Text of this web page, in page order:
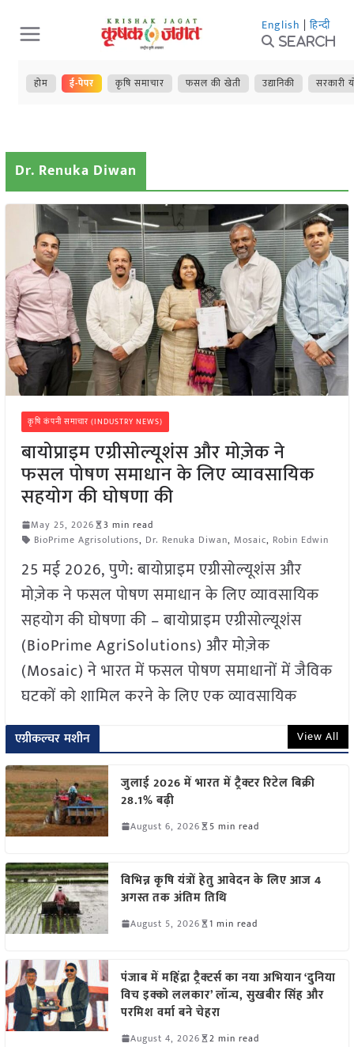
Skip
to
content
English | हिन्दी
Search
होम ई-पेपर कृषि समाचार फसल की खेती उद्यानिकी सरकारी
Dr. Renuka Diwan
कृषि कंपनी समाचार (INDUSTRY NEWS)
बायोप्राइम एग्रीसोल्यूशंस और मोज़ेक ने
फसल पोषण समाधान के लिए व्यावसायिक
सहयोग की घोषणा की
May 25, 2026
3 min read
BioPrime Agrisolutions, Dr. Renuka Diwan, Mosaic, Robin Edwin
25 मई 2026, पुणे: बायोप्राइम एग्रीसोल्यूशंस और
मोज़ेक ने फसल पोषण समाधान के लिए व्यावसायिक
सहयोग की घोषणा की – बायोप्राइम एग्रीसोल्यूशंस
(BioPrime AgriSolutions) और मोज़ेक
(Mosaic) ने भारत में फसल पोषण समाधानों में जैविक
घटकों को शामिल करने के लिए एक व्यावसायिक
एग्रीकल्चर मशीन View All
जुलाई 2026 में भारत में ट्रैक्टर रिटेल बिक्री
28.1% बढ़ी
August 6, 2026 5 min read
विभिन्न कृषि यंत्रों हेतु आवेदन के लिए आज 4
अगस्त तक अंतिम तिथि
August 5, 2026 1 min read
पंजाब में महिंद्रा ट्रैक्टर्स का नया अभियान ‘दुनिया
विच इक्को ललकार’ लॉन्च, सुखबीर सिंह और
परमिश वर्मा बने चेहरा
August 4, 2026 2 min read